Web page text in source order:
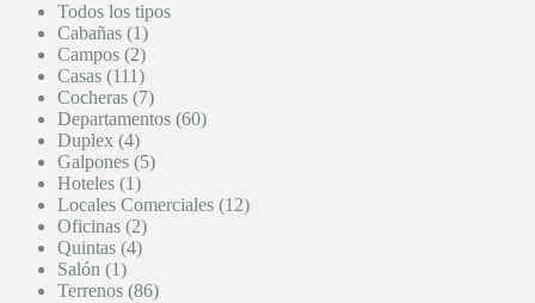
Todos los tipos
Cabañas (1)
Campos (2)
Casas (111)
Cocheras (7)
Departamentos (60)
Duplex (4)
Galpones (5)
Hoteles (1)
Locales Comerciales (12)
Oficinas (2)
Quintas (4)
Salón (1)
Terrenos (86)